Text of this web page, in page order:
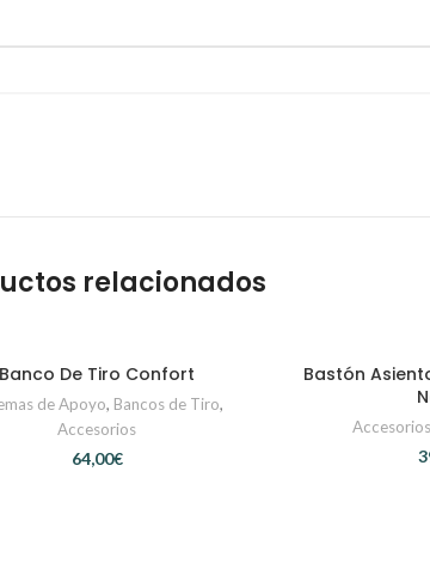
relacionados
AÑADIR AL CARRITO
Banco De Tiro Confort
de Apoyo, Bancos de Tiro,
Accesorios
€
Bastón
Accesorios